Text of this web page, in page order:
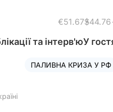
€51.67$44.76
та інтерв'юУ
ПАЛИВНА КРИЗА У РФ